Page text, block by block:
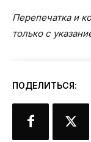
Перепечатка и
только с
ПОДЕЛИТЬСЯ: